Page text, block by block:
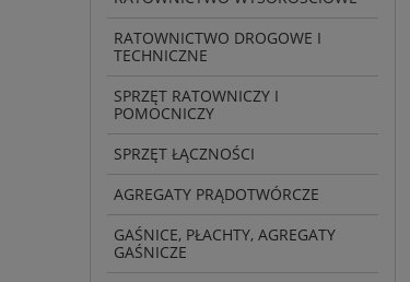
RATOWNICTWO DROGOWE I
TECHNICZNE
SPRZĘT RATOWNICZY I
POMOCNICZY
SPRZĘT ŁĄCZNOŚCI
AGREGATY PRĄDOTWÓRCZE
GAŚNICE, PŁACHTY, AGREGATY
GAŚNICZE